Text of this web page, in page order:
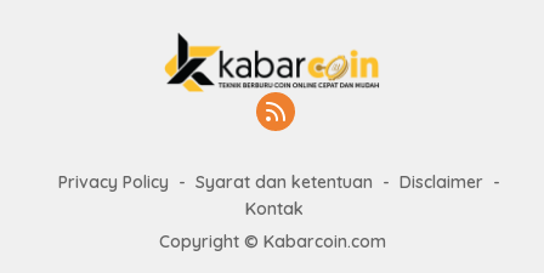
Privacy Policy Syarat dan ketentuan
Disclaimer
Kontak
Copyright © Kabarcoin.com